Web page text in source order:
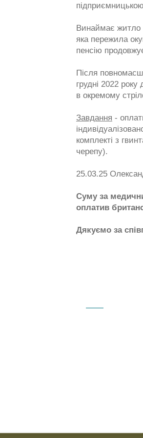
Винаймає житло
яка пережила
пенсію
Після
грудні 2022
в окремому
Завдання -
комплекті з
черепу).
25.03.25
Суму за
оплатив
Дякуємо за